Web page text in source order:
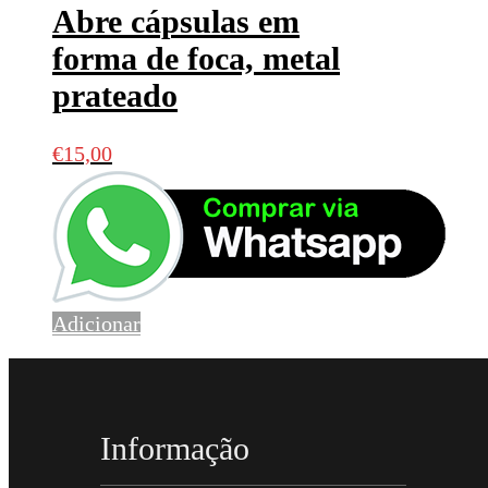
Abre cápsulas em
forma de foca, metal
prateado
€15,00
Adicionar
Informação